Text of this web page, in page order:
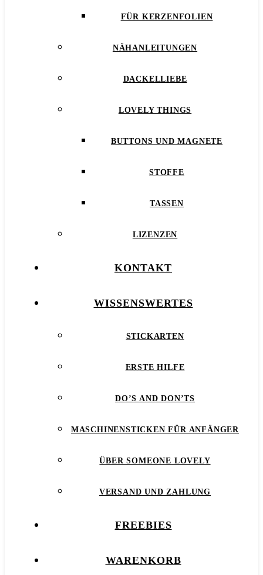
FÜR KERZENFOLIEN
NÄHANLEITUNGEN
DACKELLIEBE
LOVELY THINGS
BUTTONS UND MAGNETE
STOFFE
TASSEN
LIZENZEN
KONTAKT
WISSENSWERTES
STICKARTEN
ERSTE HILFE
DO’S AND DON’TS
MASCHINENSTICKEN FÜR ANFÄNGER
ÜBER SOMEONE LOVELY
VERSAND UND ZAHLUNG
FREEBIES
WARENKORB